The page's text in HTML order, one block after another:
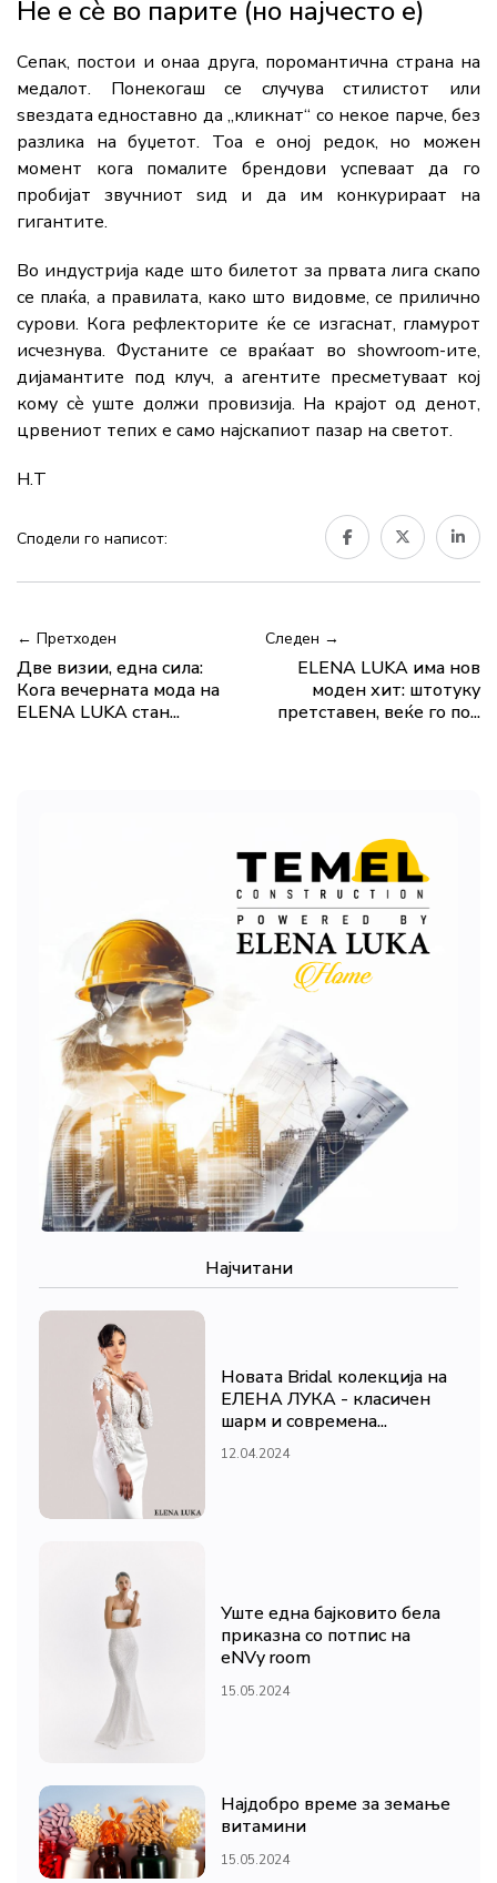
Не е сè во парите (но најчесто е)
Сепак, постои и онаа друга, поромантична страна на
медалот. Понекогаш се случува стилистот или
ѕвездата едноставно да „кликнат“ со некое парче, без
разлика на буџетот. Тоа е оној редок, но можен
момент кога помалите брендови успеваат да го
пробијат звучниот ѕид и да им конкурираат на
гигантите.
Во индустрија каде што билетот за првата лига скапо
се плаќа, а правилата, како што видовме, се прилично
сурови. Кога рефлекторите ќе се изгаснат, гламурот
исчезнува. Фустаните се враќаат во showroom-ите,
дијамантите под клуч, а агентите пресметуваат кој
кому сè уште должи провизија. На крајот од денот,
црвениот тепих е само најскапиот пазар на светот.
Н.Т
Сподели го написот:
← Претходен
Две визии, една сила:
Кога вечерната мода на
ELENA LUKA стан...
Следен →
ELENA LUKA има нов
моден хит: штотуку
претставен, веќе го по...
Најчитани
Новата Bridal колекција на
ЕЛЕНА ЛУКА - класичен
шарм и современа...
12.04.2024
Уште една бајковито бела
приказна со потпис на
eNVy room
15.05.2024
Најдобро време за земање
витамини
15.05.2024